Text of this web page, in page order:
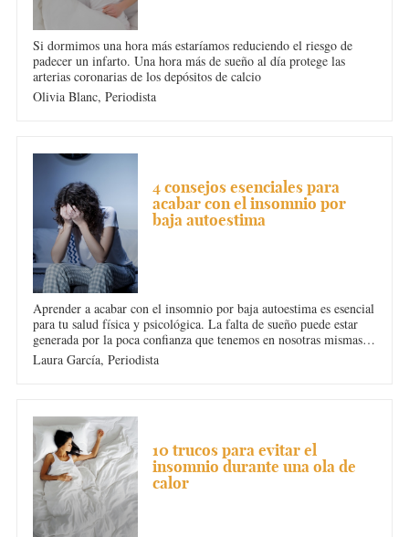
Si dormimos una hora más estaríamos reduciendo el riesgo de
padecer un infarto. Una hora más de sueño al día protege las
arterias coronarias de los depósitos de calcio
Olivia Blanc,Periodista
4 consejos esenciales para
acabar con el insomnio por
baja autoestima
Aprender a acabar con el insomnio por baja autoestima es esencial
para tu salud física y psicológica. La falta de sueño puede estar
generada por la poca confianza que tenemos en nosotras mismas.
Eso nos hace perder el sueño y entrar en un círculo vicioso.
Laura García,Periodista
10 trucos para evitar el
insomnio durante una ola de
calor